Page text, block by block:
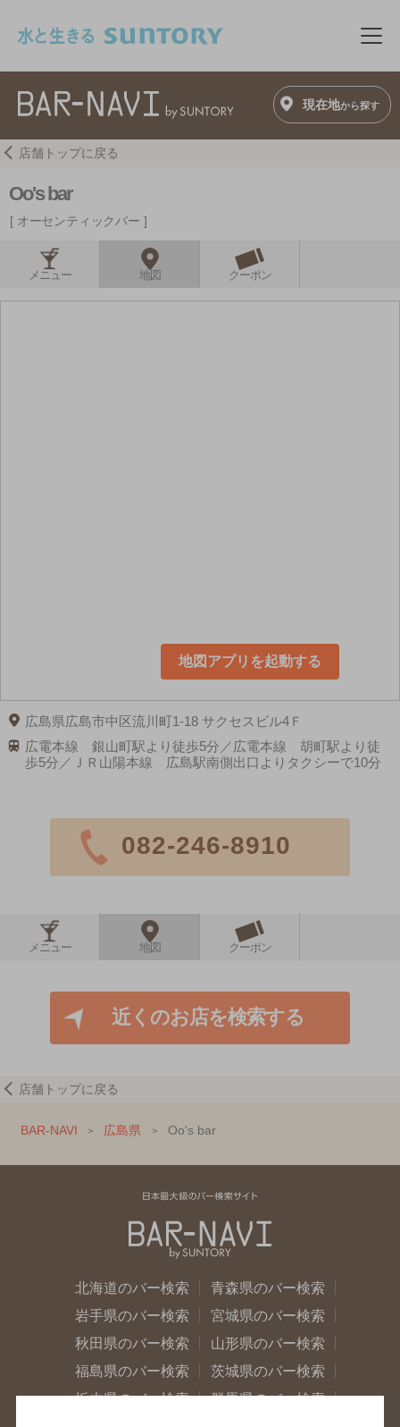
メ
現在地から探す
店舗トップに戻る
Oo's bar
オーセンティックバー
メニュー 地図 クーポン
地図アプリを起動する
広島県広島市中区流川町1-18 サクセスビル4Ｆ
広電本線 銀山町駅より徒歩5分／広電本線 胡町駅より徒
歩5分／ＪＲ山陽本線 広島駅南側出口よりタクシーで10分
082-246-8910
メニュー 地図 クーポン
近くのお店を検索する
店舗トップに戻る
BAR-NAVI 広島県 Oo's bar
北海道のバー検索
青森県のバー検索
岩手県のバー検索
宮城県のバー検索
秋田県のバー検索
山形県のバー検索
福島県のバー検索
茨城県のバー検索
栃木県のバー検索
群馬県のバー検索